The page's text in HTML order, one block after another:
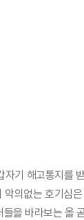
기 해고통지를
악의없는 호기심
을 바라보는 올